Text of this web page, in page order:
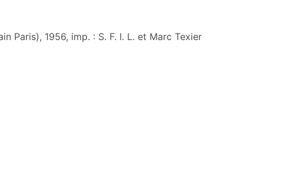
Paris), 1956, imp. : S. F. I. L. et Marc Texier